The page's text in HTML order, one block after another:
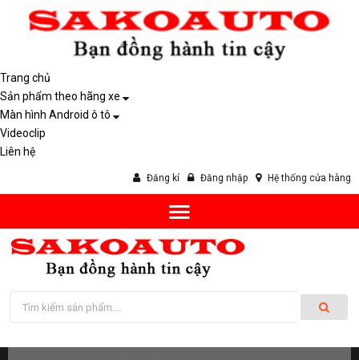
Trang chủ
Sản phẩm theo hãng xe
Màn hình Android ô tô
Videoclip
Liên hệ
Đăng kí Đăng nhập Hệ thống cửa hàng